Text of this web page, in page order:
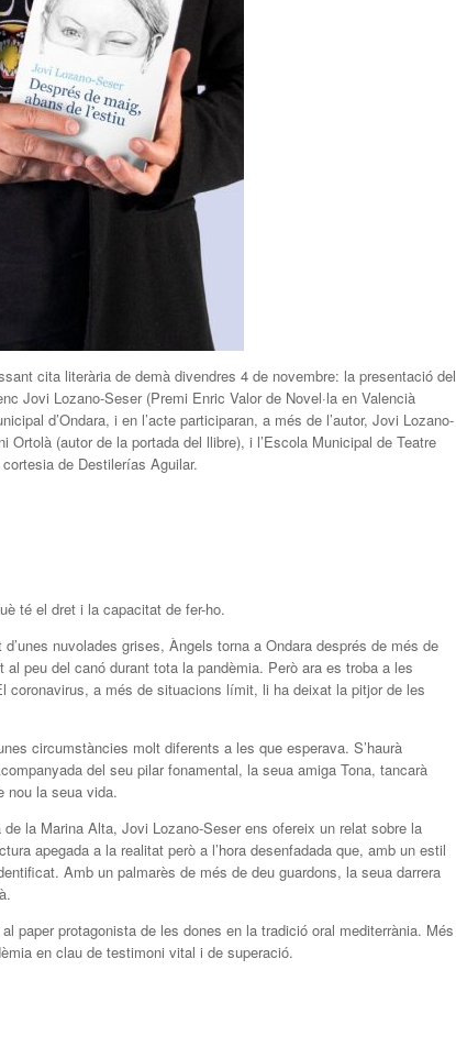
cita literària de demà divendres 4 de novembre: la presentació del
Jovi Lozano-Seser (Premi Enric Valor de Novel·la en Valencià
d’Ondara, i en l’acte participaran, a més de l’autor, Jovi Lozano-
(autor de la portada del llibre), i l’Escola Municipal de Teatre
de Destilerías Aguilar.
té el dret i la capacitat de fer-ho.
nuvolades grises, Àngels torna a Ondara després de més de
peu del canó durant tota la pandèmia. Però ara es troba a les
coronavirus, a més de situacions límit, li ha deixat la pitjor de les
circumstàncies molt diferents a les que esperava. S’haurà
del seu pilar fonamental, la seua amiga Tona, tancarà
nou la seua vida.
la Marina Alta, Jovi Lozano-Seser ens ofereix un relat sobre la
apegada a la realitat però a l’hora desenfadada que, amb un estil
Amb un palmarès de més de deu guardons, la seua darrera
paper protagonista de les dones en la tradició oral mediterrània. Més
en clau de testimoni vital i de superació.